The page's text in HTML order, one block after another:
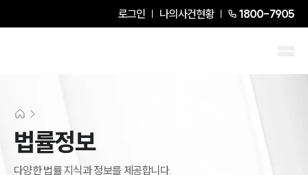
로그인 나의사건현황 1800-7905
법률정보
다양한 법률 지식과 정보를 제공합니다.